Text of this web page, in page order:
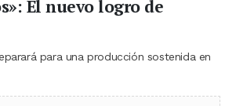
El nuevo logro de
para una producción sostenida en